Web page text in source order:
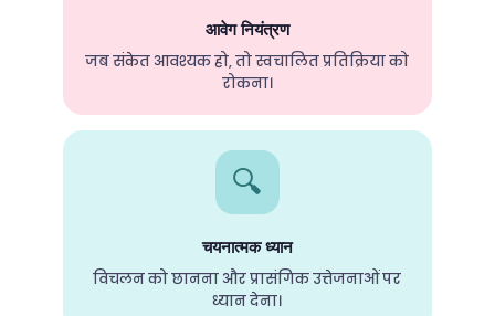
आवेग नियंत्रण
जब संकेत आवश्यक हो, तो स्वचालित प्रतिक्रिया को
रोकना।
🔍
चयनात्मक ध्यान
विचलन को छानना और प्रासंगिक उत्तेजनाओं पर
ध्यान देना।